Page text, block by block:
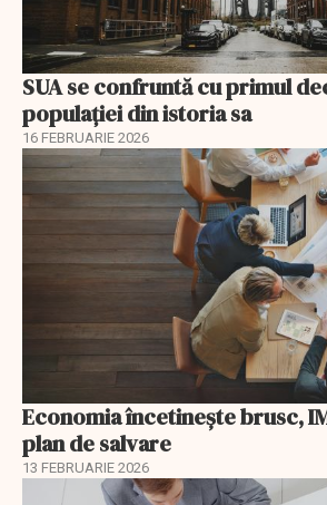
SUA se confruntă cu primul
populației din istoria sa
16 FEBRUARIE 2026
Economia încetinește brusc,
plan de salvare
13 FEBRUARIE 2026